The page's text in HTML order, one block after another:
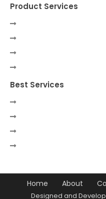
Product Services
Best Services
Home About
Designed and